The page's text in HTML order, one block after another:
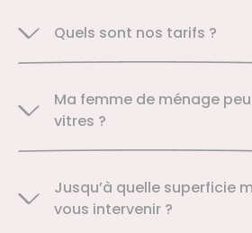
Quels sont nos tarifs ?
Ma femme de ménage
vitres ?
Jusqu’à quelle superficie
vous intervenir ?